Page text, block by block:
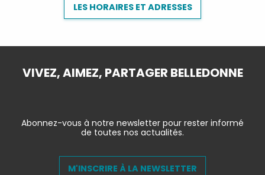
LES HORAIRES ET ADRESSES
VIVEZ, AIMEZ, PARTAGER BELLEDONNE
Abonnez-vous à notre newsletter pour rester informé
de toutes nos actualités.
M'INSCRIRE À LA NEWSLETTER